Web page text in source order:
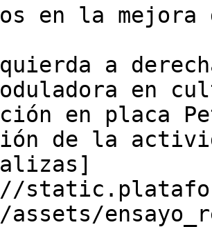
en la mejora
a
en
en placa
de la
assets/